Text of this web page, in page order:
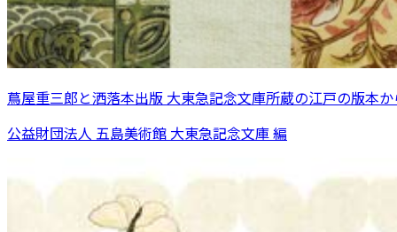
蔦屋重三郎と洒落本出版 大東急記念文庫所蔵の江戸の版本
公益財団法人 五島美術館 大東急記念文庫 編